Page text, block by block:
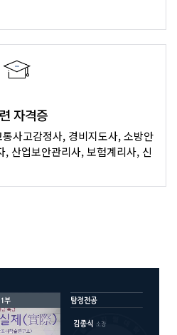
자격증
사고감정사, 경비지도사, 소방안
, 산업보안관리사, 보험계리사, 신